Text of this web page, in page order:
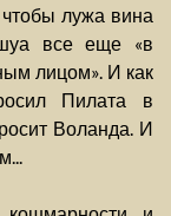
чтобы лужа вина
все еще «в
лицом». И как
Пилата в
Воланда. И